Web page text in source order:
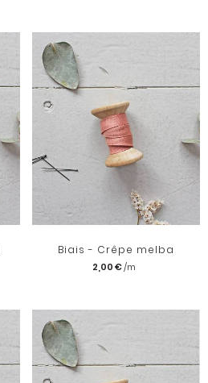
Biais - Crêpe melba
2,00 €